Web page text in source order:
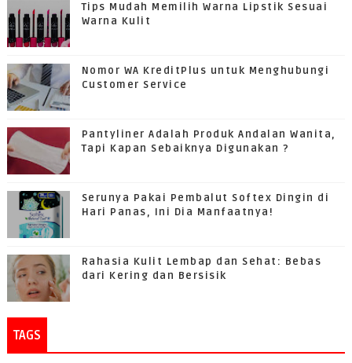
Tips Mudah Memilih Warna Lipstik Sesuai
Warna Kulit
Nomor WA KreditPlus untuk Menghubungi
Customer Service
Pantyliner Adalah Produk Andalan Wanita,
Tapi Kapan Sebaiknya Digunakan ?
Serunya Pakai Pembalut Softex Dingin di
Hari Panas, Ini Dia Manfaatnya!
Rahasia Kulit Lembap dan Sehat: Bebas
dari Kering dan Bersisik
TAGS